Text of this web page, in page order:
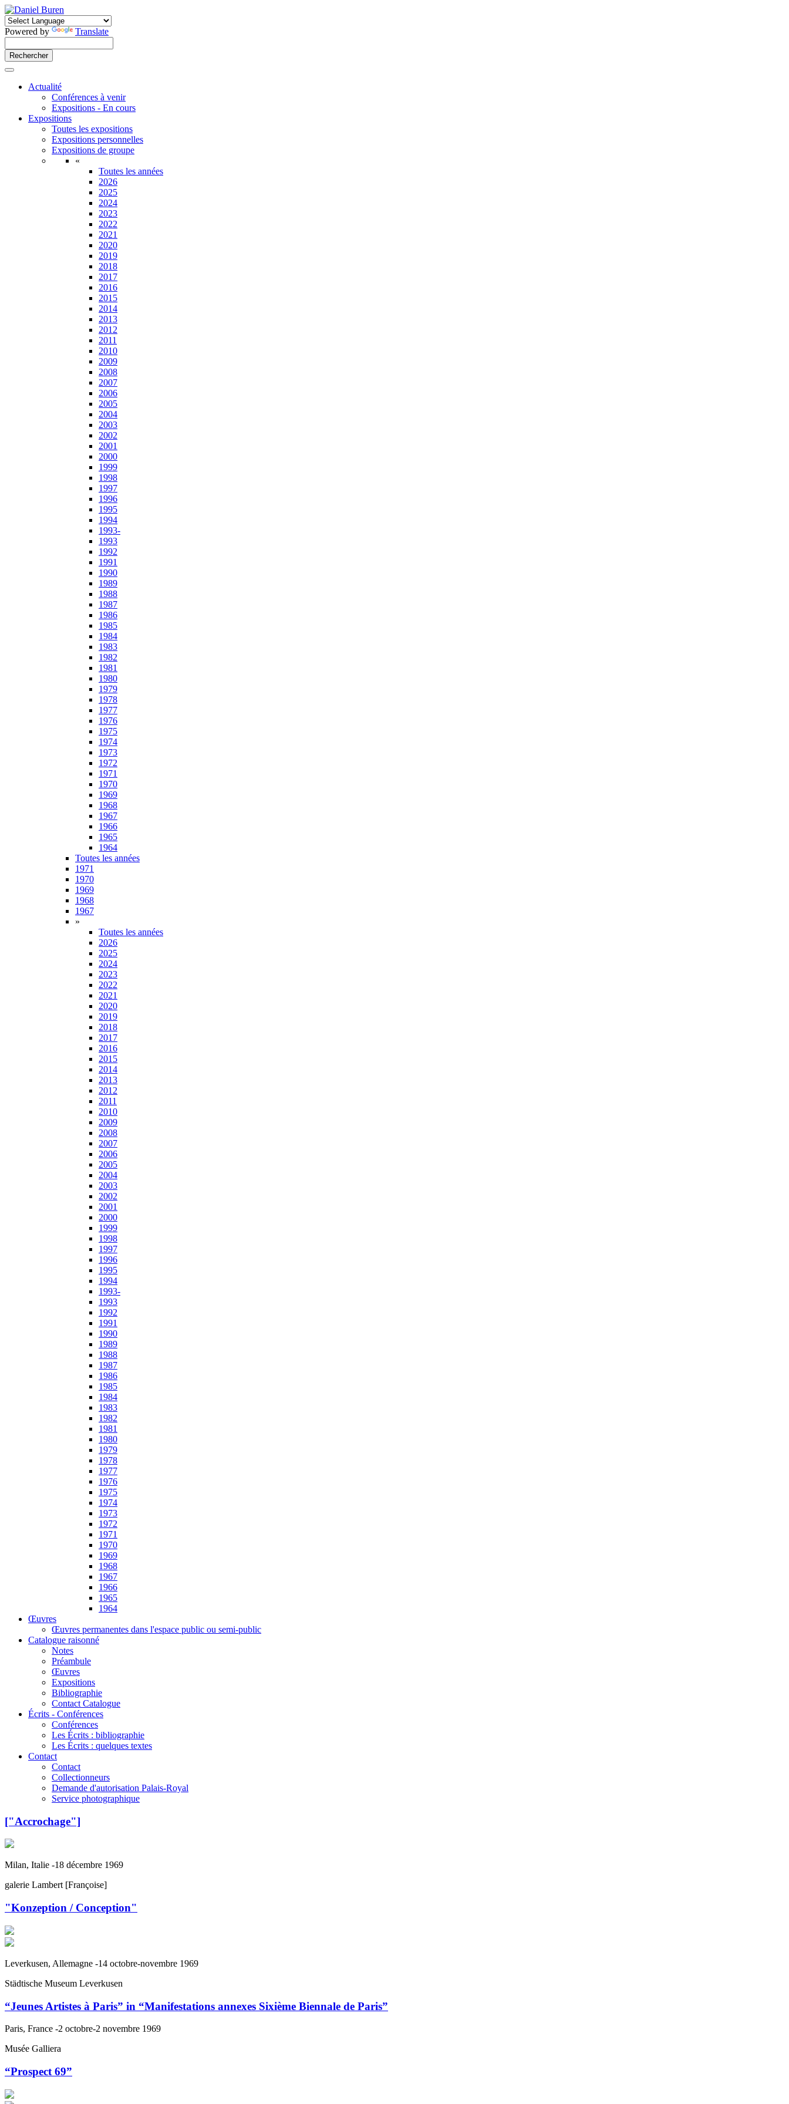
Powered by Translate
Actualité
Conférences à venir
Expositions - En cours
Expositions
Toutes les expositions
Expositions personnelles
Expositions de groupe
«
Toutes les années
2026
2025
2024
2023
2022
2021
2020
2019
2018
2017
2016
2015
2014
2013
2012
2011
2010
2009
2008
2007
2006
2005
2004
2003
2002
2001
2000
1999
1998
1997
1996
1995
1994
1993-
1993
1992
1991
1990
1989
1988
1987
1986
1985
1984
1983
1982
1981
1980
1979
1978
1977
1976
1975
1974
1973
1972
1971
1970
1969
1968
1967
1966
1965
1964
Toutes les années
1971
1970
1969
1968
1967
»
Toutes les années
2026
2025
2024
2023
2022
2021
2020
2019
2018
2017
2016
2015
2014
2013
2012
2011
2010
2009
2008
2007
2006
2005
2004
2003
2002
2001
2000
1999
1998
1997
1996
1995
1994
1993-
1993
1992
1991
1990
1989
1988
1987
1986
1985
1984
1983
1982
1981
1980
1979
1978
1977
1976
1975
1974
1973
1972
1971
1970
1969
1968
1967
1966
1965
1964
Œuvres
Œuvres permanentes dans l'espace public ou semi-public
Catalogue raisonné
Notes
Préambule
Œuvres
Expositions
Bibliographie
Contact Catalogue
Écrits - Conférences
Conférences
Les Écrits : bibliographie
Les Écrits : quelques textes
Contact
Contact
Collectionneurs
Demande d'autorisation Palais-Royal
Service photographique
["Accrochage"]
Milan, Italie -18 décembre 1969
galerie Lambert [Françoise]
"Konzeption / Conception"
Leverkusen, Allemagne -14 octobre-novembre 1969
Städtische Museum Leverkusen
“Jeunes Artistes à Paris” in “Manifestations annexes Sixième Biennale de Paris”
Paris, France -2 octobre-2 novembre 1969
Musée Galliera
“Prospect 69”